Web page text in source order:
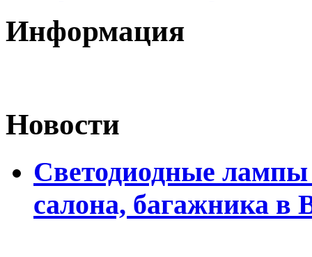
Информация
Новости
Светодиодные лампы
салона, багажника в